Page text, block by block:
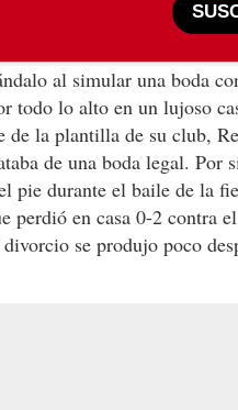
al simular una boda
todo lo alto en un lujoso
de la plantilla de su club,
de una boda legal. Por
pie durante el baile de la
perdió en casa 0-2 contra
se produjo poco